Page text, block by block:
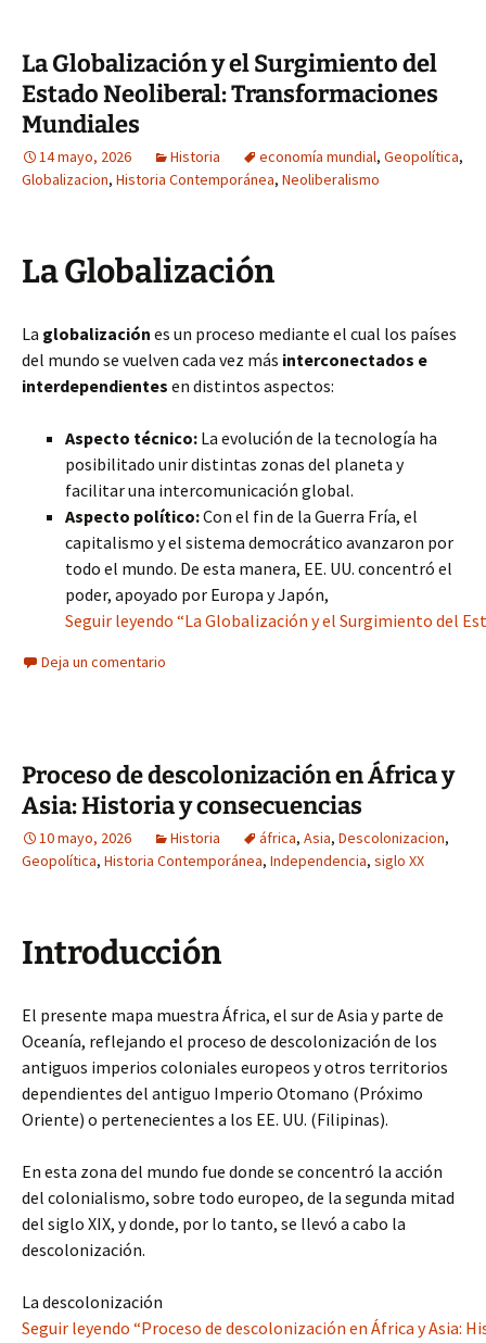
La Globalización y el Surgimiento del
Estado Neoliberal: Transformaciones
Mundiales
14 mayo, 2026 Historia economía mundial, Geopolítica,
Globalizacion, Historia Contemporánea, Neoliberalismo
La Globalización
La globalización es un proceso mediante el cual los países
del mundo se vuelven cada vez más interconectados e
interdependientes en distintos aspectos:
Aspecto técnico: La evolución de la tecnología ha
posibilitado unir distintas zonas del planeta y
facilitar una intercomunicación global.
Aspecto político:Con el fin de la Guerra Fría, el
capitalismo y el sistema democrático avanzaron por
todo el mundo. De esta manera, EE. UU. concentró el
poder, apoyado por Europa y Japón,
Seguir leyendo “La Globalización y el Surgimiento del
Deja un comentario
Proceso de descolonización en África y
Asia: Historia y consecuencias
10 mayo, 2026 Historia áfrica, Asia, Descolonizacion,
Geopolítica, Historia Contemporánea, Independencia, siglo XX
Introducción
El presente mapa muestra África, el sur de Asia y parte de
Oceanía, reflejando el proceso de descolonización de los
antiguos imperios coloniales europeos y otros territorios
dependientes del antiguo Imperio Otomano (Próximo
Oriente) o pertenecientes a los EE. UU. (Filipinas).
En esta zona del mundo fue donde se concentró la acción
del colonialismo, sobre todo europeo, de la segunda mitad
del siglo XIX, y donde, por lo tanto, se llevó a cabo la
descolonización.
La descolonización
Seguir leyendo “Proceso de descolonización en África y Asia: